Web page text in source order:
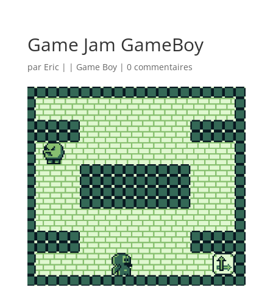
Game Jam GameBoy
par Eric | | Game Boy| 0 commentaires